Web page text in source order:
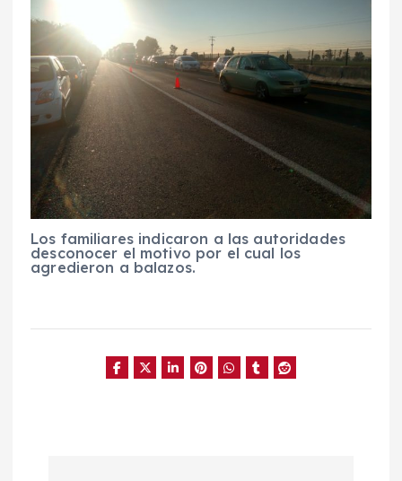
Los familiares indicaron a las autoridades
desconocer el motivo por el cual los
agredieron a balazos.